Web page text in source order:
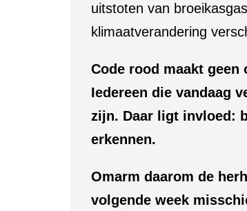
uitstoten van
klimaatverandering
Code rood maakt
Iedereen die vandaag
zijn. Daar ligt invloed:
erkennen.
Omarm daarom de
volgende week